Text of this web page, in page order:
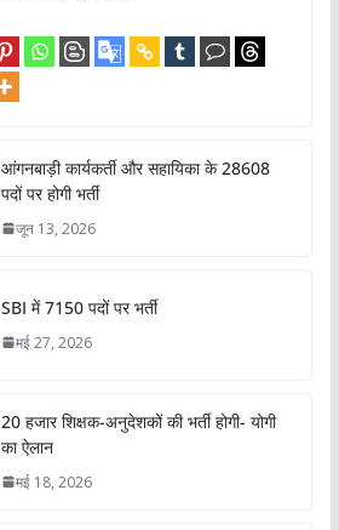
आंगनबाड़ी कार्यकर्ती और सहायिका के 28608
पदों पर होगी भर्ती
जून 13, 2026
SBI में 7150 पदों पर भर्ती
मई 27, 2026
20 हजार शिक्षक-अनुदेशकों की भर्ती होगी- योगी
का ऐलान
मई 18, 2026